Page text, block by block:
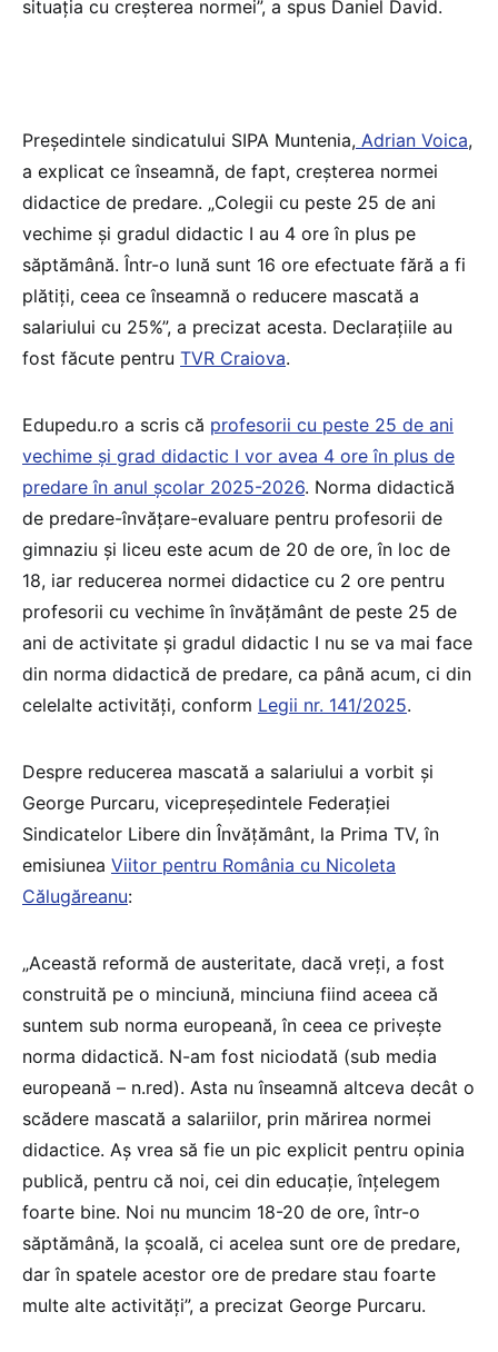
situația cu creșterea normei”, a spus Daniel David.
Președintele sindicatului SIPA Muntenia, Adrian Voica,
a explicat ce înseamnă, de fapt, creșterea normei
didactice de predare. „Colegii cu peste 25 de ani
vechime și gradul didactic I au 4 ore în plus pe
săptămână. Într-o lună sunt 16 ore efectuate fără a fi
plătiți, ceea ce înseamnă o reducere mascată a
salariului cu 25%”, a precizat acesta. Declarațiile au
fost făcute pentru TVR Craiova.
Edupedu.ro a scris că profesorii cu peste 25 de ani
vechime și grad didactic I vor avea 4 ore în plus de
predare în anul școlar 2025-2026. Norma didactică
de predare-învățare-evaluare pentru profesorii de
gimnaziu și liceu este acum de 20 de ore, în loc de
18, iar reducerea normei didactice cu 2 ore pentru
profesorii cu vechime în învățământ de peste 25 de
ani de activitate și gradul didactic I nu se va mai face
din norma didactică de predare, ca până acum, ci din
celelalte activități, conform Legii nr. 141/2025.
Despre reducerea mascată a salariului a vorbit și
George Purcaru, vicepreședintele Federației
Sindicatelor Libere din Învățământ, la Prima TV, în
emisiunea Viitor pentru România cu Nicoleta
Călugăreanu:
„Această reformă de austeritate, dacă vreți, a fost
construită pe o minciună, minciuna fiind aceea că
suntem sub norma europeană, în ceea ce privește
norma didactică. N-am fost niciodată (sub media
europeană – n.red). Asta nu înseamnă altceva decât o
scădere mascată a salariilor, prin mărirea normei
didactice. Aș vrea să fie un pic explicit pentru opinia
publică, pentru că noi, cei din educație, înțelegem
foarte bine. Noi nu muncim 18-20 de ore, într-o
săptămână, la școală, ci acelea sunt ore de predare,
dar în spatele acestor ore de predare stau foarte
multe alte activități”, a precizat George Purcaru.